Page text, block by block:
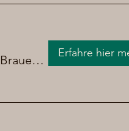
Brauerei Chrüpfe Bier Erfahre hier